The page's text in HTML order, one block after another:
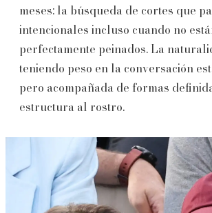
meses: la búsqueda de cortes que
intencionales incluso cuando no
perfectamente peinados. La
teniendo peso en la conversación
pero acompañada de formas
estructura al rostro.